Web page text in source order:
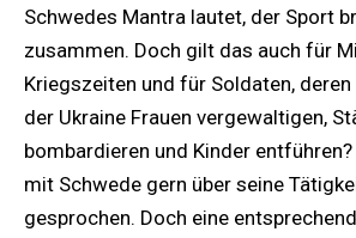
Schwedes Mantra lautet, der Sport
zusammen. Doch gilt das auch für
Kriegszeiten und für Soldaten, deren
der Ukraine Frauen vergewaltigen,
bombardieren und Kinder
mit Schwede gern über seine
gesprochen. Doch eine